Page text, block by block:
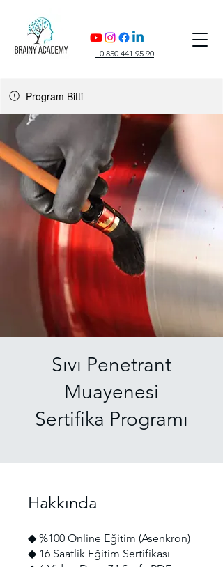
0 850 441 95 90
Program Bitti
Sıvı Penetrant
Muayenesi
Sertifika Programı
Hakkında
◆ %100 Online Eğitim (Asenkron)
◆ 16 Saatlik Eğitim Sertifikası